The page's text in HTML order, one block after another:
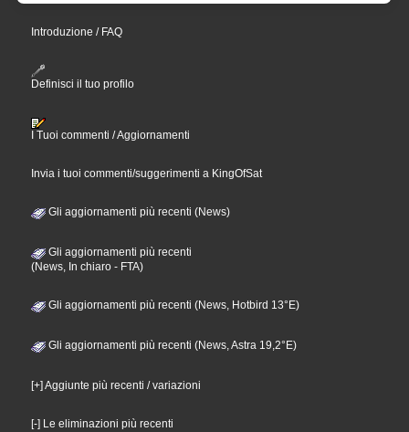
Introduzione / FAQ
Definisci il tuo profilo
I Tuoi commenti / Aggiornamenti
Invia i tuoi commenti/suggerimenti a KingOfSat
Gli aggiornamenti più recenti (News)
Gli aggiornamenti più recenti
(News, In chiaro - FTA)
Gli aggiornamenti più recenti (News, Hotbird 13°E)
Gli aggiornamenti più recenti (News, Astra 19,2°E)
[+] Aggiunte più recenti / variazioni
[-] Le eliminazioni più recenti